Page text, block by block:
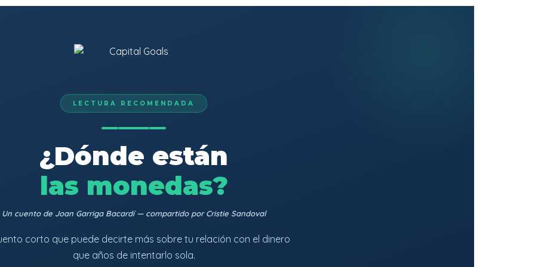
LECTURA RECOMENDADA
¿Dónde están
las monedas?
Un cuento de Joan Garriga Bacardí — compartido por Cristie Sandoval
corto que puede decirte más sobre tu relación con el dinero
que años de intentarlo sola.